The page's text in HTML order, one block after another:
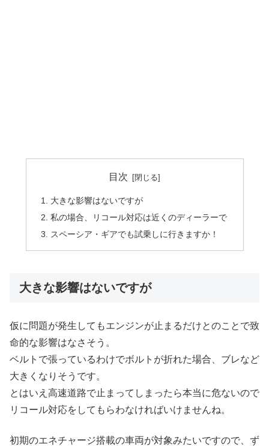
目次
大きな影響はないですが
私の場合、リコール対応は近くのディーラーで
スペーシア・ギアでも試乗しに行きますか！
大きな影響はないですが
仮に問題が発生してもエンジンが止まるだけとのことで致
命的な影響はなさそう。
ベルトで張っているわけでボルトが折れた場合、ブレなど
大きくなりそうです。
とはいえ高速道路で止まってしまったら本当に危ないので
リコール対応をしてもらわなければいけませんね。
初期のエネチャージ搭載の車両が対象みたいですので、ず